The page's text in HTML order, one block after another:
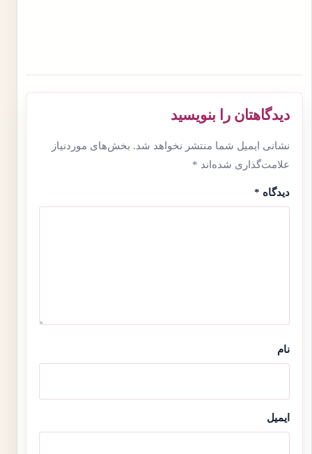
دیدگاهتان را بنویسید
نشانی ایمیل شما منتشر نخواهد شد. بخش‌های موردنیاز
علامت‌گذاری شده‌اند *
دیدگاه *
نام
ایمیل